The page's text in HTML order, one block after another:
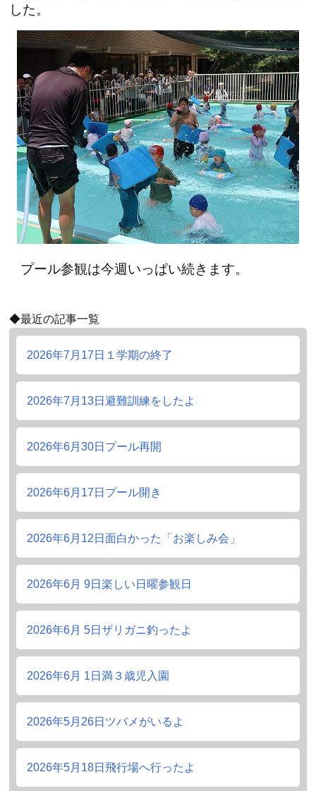
した。
プール参観は今週いっぱい続きます。
◆最近の記事一覧
2026年7月17日 １学期の終了
2026年7月13日避難訓練をしたよ
2026年6月30日 プール再開
2026年6月17日 プール開き
2026年6月12日面白かった「お楽しみ会」
2026年6月 9日楽しい日曜参観日
2026年6月 5日ザリガニ釣ったよ
2026年6月 1日満３歳児入園
2026年5月26日 ツバメがいるよ
2026年5月18日飛行場へ行ったよ